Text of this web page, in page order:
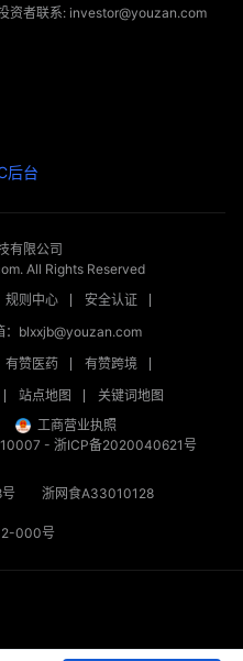
资者联系: investor@youzan.com
后台
有限公司
All Rights Reserved
规则中心
安全认证
：blxxjb@youzan.com
有赞医药
有赞跨境
站点地图
关键词地图
工商营业执照
- 浙ICP备2020040621号
浙网食A33010128
000号